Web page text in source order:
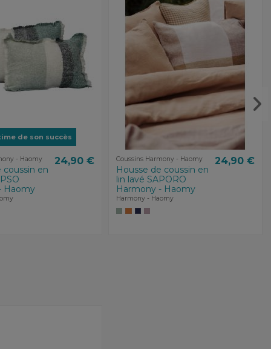
de son succès
- Haomy
coussin en
Haomy
24,90 € Coussins Harmony - Haomy
Housse de coussin en
lin lavé SAPORO
Harmony - Haomy
Harmony - Haomy
24,90 €